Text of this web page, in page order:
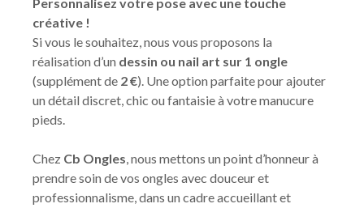
créative !
Si vous le souhaitez, nous vous proposons la
réalisation d’un dessin ou nail art sur 1 ongle
(supplément de 2 €). Une option parfaite pour ajouter
un détail discret, chic ou fantaisie à votre manucure
pieds.
Chez Cb Ongles, nous mettons un point d’honneur à
prendre soin de vos ongles avec douceur et
professionnalisme, dans un cadre accueillant et